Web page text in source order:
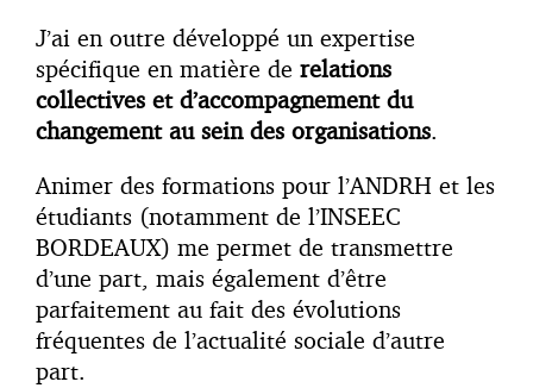
J’ai en outre développé un expertise
spécifique en matière de relations
collectives et d’accompagnement du
changement au sein des organisations.
Animer des formations pour l’ANDRH et les
étudiants (notamment de l’INSEEC
BORDEAUX) me permet de transmettre
d’une part, mais également d’être
parfaitement au fait des évolutions
fréquentes de l’actualité sociale d’autre
part.